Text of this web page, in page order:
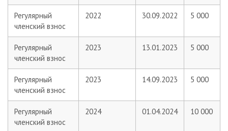
Регулярный
членский взнос
2022 30.09.2022 5 000
Регулярный
членский взнос
2023 13.01.2023 5 000
Регулярный
членский взнос
2023 14.09.2023 5 000
Регулярный
членский взнос
2024 01.04.2024 10 000